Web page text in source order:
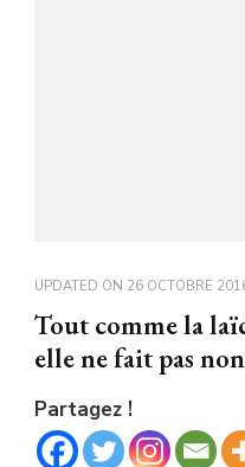
UPDATED ON 26 OCTOBRE
Tout comme la
elle ne fait pas
Partagez !